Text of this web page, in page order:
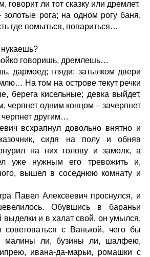
говорит ли тот сказку или дремлет.
рога; на одном рогу баня,
где помыться, попариться…
говоришь, дремлешь…
дармоед; гляди: затылком двери
На том на острове текут речки
берега кисельные; девка выйдет,
черпнет одним концом – зачерпнет
черпнет другим…
всхрапнул довольно внятно и
сидя на полу и обняв
на них голову и замолк, а
уже нужным его тревожить и,
вышел в соседнюю комнату и
Павел Алексеевич проснулся, и
Обувшись в бараньи
и в халат свой, он умылся,
с Ванькой, чего бы
малины ли, бузины ли, шалфею,
ивана-да-марьи, ромашки с